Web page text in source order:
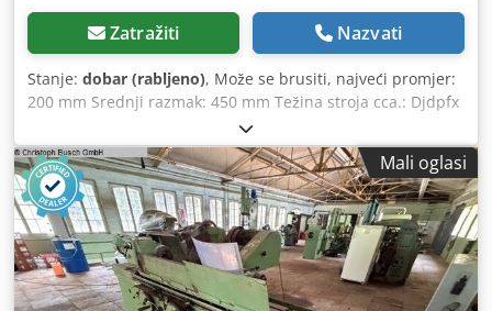
Zatražiti Nazvati
Stanje: dobar (rabljeno), Može se brusiti, najveći promjer:
200 mm Srednji razmak: 450 mm Težina stroja cca.: Djdpfx
Afjlz Nxwe Sewa 2.2t Dimenzije stroja:
Mali oglasi